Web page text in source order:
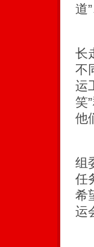
道
长
不
运
笑
他
组
任
希
运